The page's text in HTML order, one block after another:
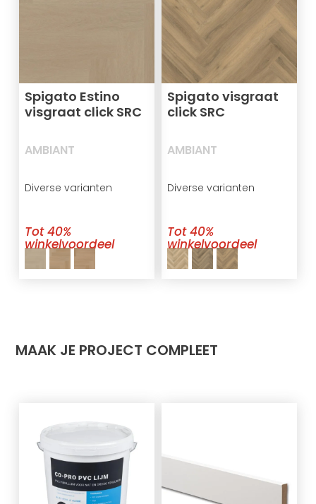
Spigato Estino
visgraat click SRC
AMBIANT
Diverse varianten
Tot 40%
winkelvoordeel
Spigato visgraat
click SRC
AMBIANT
Diverse varianten
Tot 40%
winkelvoordeel
MAAK JE PROJECT COMPLEET